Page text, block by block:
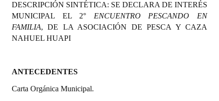
LEGISLACIÓN
Constitución Nacional
Carta Orgánica 2007
Reglamento Interno
DESCRIPCIÓN SINTÉTICA: SE DECLARA DE INTERÉS
MUNICIPAL EL 2° ENCUENTRO PESCANDO EN
FAMILIA, DE LA ASOCIACIÓN DE PESCA Y CAZA
NAHUEL HUAPI
ANTECEDENTES
Carta Orgánica Municipal.